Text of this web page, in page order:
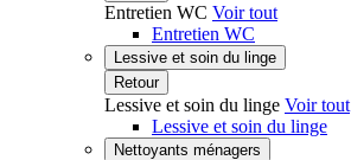
Entretien WC Voir tout
Entretien WC
Lessive et soin du linge
Retour
Lessive et soin du linge Voir tout
Lessive et soin du linge
Nettoyants ménagers